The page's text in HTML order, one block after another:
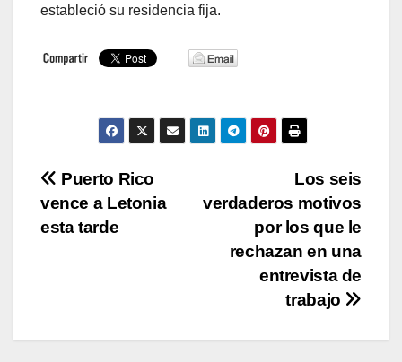
estableció su residencia fija.
Navegación
de
Los seis
verdaderos motivos
por los que le
rechazan en una
entrevista de
trabajo
Puerto Rico
vence a Letonia
esta tarde